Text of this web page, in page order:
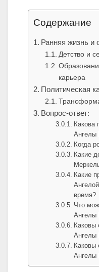
Содержание
Ранняя жизнь и
Детство и
карьера
Политическая
Вопрос-ответ:
Какова
Ангелы
Когда
Какие
Какие
время?
Что
Ангелы
Каковы
Ангелы
Каковы
Ангелы